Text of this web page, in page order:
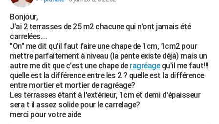
HIGH-TECH
Mobiles
Meilleur smartphone
Internet
Ordinateurs
Jeux vidéo
Guide high-tech
+BRICOLAGE
Forum
Aménagement intérieur
Extérieur
Cuisine
Salle de bains
Jardinage
Rangement
WEEK-END
Guides de France
Escapades
Patrimoine
Expositions
Musées
Week-end nature
+LIFESTYLE
Art de vivre
Bien-être
Loisirs
Mode
Modes de vie
SANTE
Alimentation
Guide de la santé
Maladies
Médicaments
Sommeil
VOYAGE
Destinations
City break
Voyage nature
Voyage de noces
Bonjour,
J'ai 2 terrasses de 25 m2 chacune qui n'ont jamais été
carrelées....
"On" me dit qu'il faut faire une chape de 1cm, 1cm2 pour
mettre parfaitement à niveau (la pente existe déjà) mais un
autre me dit que c'est une chape de ragréagequ'il me faut!!!
quelle est la différence entre les 2 ? quelle est la différence
entre mortier et mortier de ragréage?
Les terrasses étant à l'extérieur, 1cm et demi d'épaisseur
sera t il assez solide pour le carrelage?
merci pour votre aide